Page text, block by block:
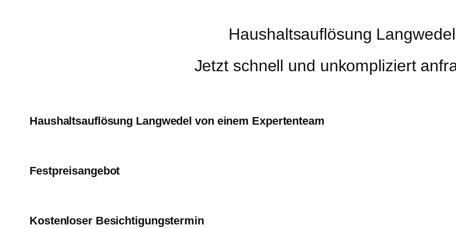
Haushaltsauflösung Langwedel
Jetzt schnell und unkompliziert
Haushaltsauflösung Langwedel von einem Expertenteam
Festpreisangebot
Kostenloser Besichtigungstermin